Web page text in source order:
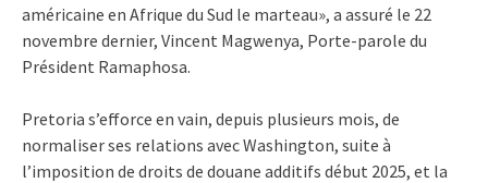
américaine en Afrique du Sud le marteau», a assuré le 22
novembre dernier, Vincent Magwenya, Porte-parole du
Président Ramaphosa.
Pretoria s’efforce en vain, depuis plusieurs mois, de
normaliser ses relations avec Washington, suite à
l’imposition de droits de douane additifs début 2025, et la